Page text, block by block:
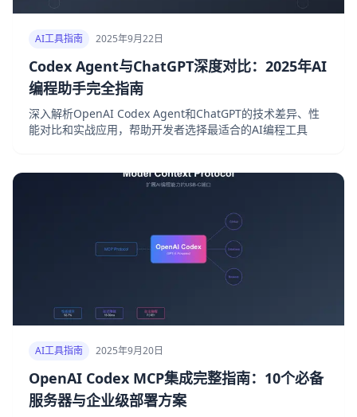
AI工具指南 2025年9月22日
Codex Agent与ChatGPT深度对比：2025年AI
编程助手完全指南
深入解析OpenAI Codex Agent和ChatGPT的技术差异、性
能对比和实战应用，帮助开发者选择最适合的AI编程工具
AI工具指南 2025年9月20日
OpenAI Codex MCP集成完整指南：10个必备
服务器与企业级部署方案